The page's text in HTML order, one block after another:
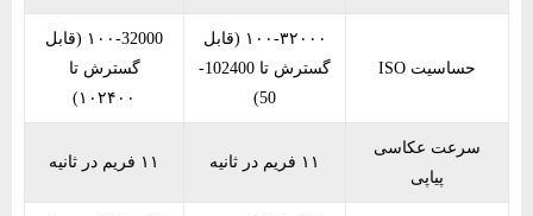
حساسیت ISO
۱۰۰-۳۲۰۰۰ (قابل
گسترش تا 102400-
50)
۱۰۰-32000 (قابل
گسترش تا
۱۰۲۴۰۰)
سرعت عکاسی
پیاپی
۱۱ فریم در ثانیه ۱۱ فریم در ثانیه